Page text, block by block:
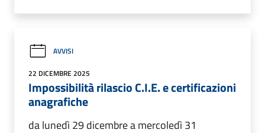
AVVISI
22 DICEMBRE 2025
Impossibilità rilascio C.I.E. e certificazioni
anagrafiche
da lunedì 29 dicembre a mercoledì 31